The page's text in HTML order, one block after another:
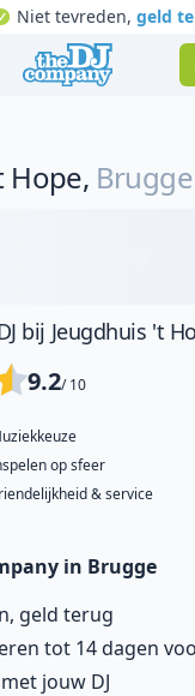
Niet tevreden, geld
Hope, Brugge
bij Jeugdhuis 't
9.2/ 10
op sfeer
& service
in Brugge
geld terug
tot 14 dagen
jouw DJ